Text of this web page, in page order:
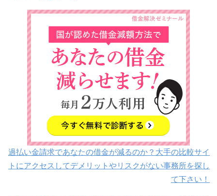
過払い金請求であなたの借金が減るのか？大手の比較サイ
トにアクセスしてデメリットやリスクがない事務所を探し
て下さい！